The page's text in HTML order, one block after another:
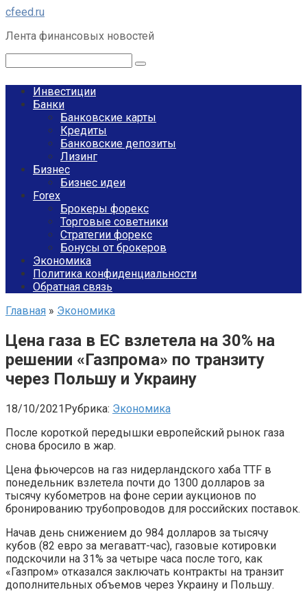
Перейти
контенту
cfeed.ru
Лента финансовых новостей
Инвестиции
Банки
Банковские карты
Кредиты
Банковские депозиты
Лизинг
Бизнес
Бизнес идеи
Forex
Брокеры форекс
Торговые советники
Стратегии форекс
Бонусы от брокеров
Экономика
Политика конфиденциальности
Обратная связь
Главная » Экономика
Цена газа в ЕС взлетела на 30% на
решении «Газпрома» по транзиту
через Польшу и Украину
18/10/2021Рубрика: Экономика
После короткой передышки европейский рынок газа
снова бросило в жар.
Цена фьючерсов на газ нидерландского хаба TTF в
понедельник взлетела почти до 1300 долларов за
тысячу кубометров на фоне серии аукционов по
бронированию трубопроводов для российских поставок.
Начав день снижением до 984 долларов за тысячу
кубов (82 евро за мегаватт-час), газовые котировки
подскочили на 31% за четыре часа после того, как
«Газпром» отказался заключать контракты на транзит
дополнительных объемов через Украину и Польшу.